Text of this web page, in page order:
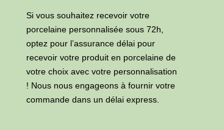
Si vous souhaitez recevoir votre
porcelaine personnalisée sous 72h,
optez pour l’assurance délai pour
recevoir votre produit en porcelaine de
votre choix avec votre personnalisation
! Nous nous engageons à fournir votre
commande dans un délai express.